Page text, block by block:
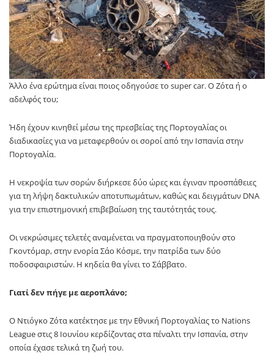
Άλλο ένα ερώτημα είναι ποιος οδηγούσε το super car. Ο Ζότα ή ο
αδελφός του;
Ήδη έχουν κινηθεί μέσω της πρεσβείας της Πορτογαλίας οι
διαδικασίες για να μεταφερθούν οι σοροί από την Ισπανία στην
Πορτογαλία.
Η νεκροψία των σορών διήρκεσε δύο ώρες και έγιναν προσπάθειες
για τη λήψη δακτυλικών αποτυπωμάτων, καθώς και δειγμάτων DNA
για την επιστημονική επιβεβαίωση της ταυτότητάς τους.
Οι νεκρώσιμες τελετές αναμένεται να πραγματοποιηθούν στο
Γκοντόμαρ, στην ενορία Σάο Κόσμε, την πατρίδα των δύο
ποδοσφαιριστών. H κηδεία θα γίνει το Σάββατο.
Γιατί δεν πήγε με αεροπλάνο;
Ο Ντιόγκο Ζότα κατέκτησε με την Εθνική Πορτογαλίας το Nations
League στις 8 Ιουνίου κερδίζοντας στα πέναλτι την Ισπανία, στην
οποία έχασε τελικά τη ζωή του.